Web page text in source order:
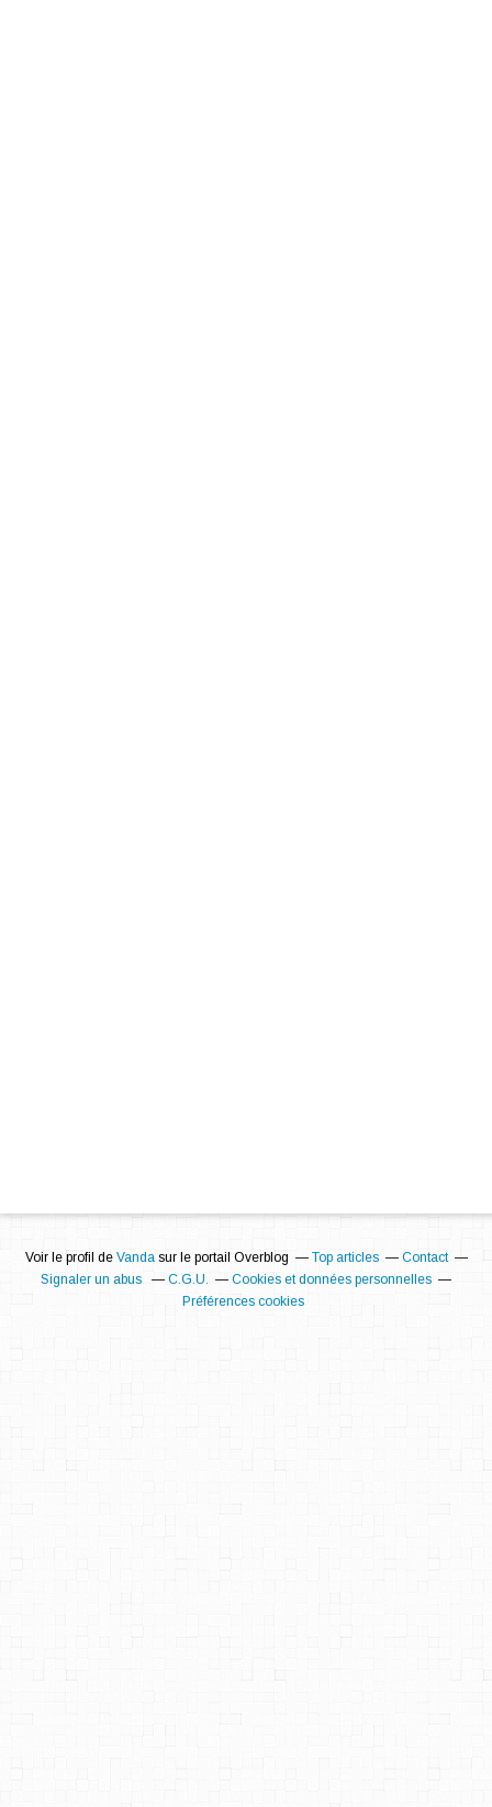
Voir le profil de Vandasur le portail Overblog Top articles
Contact
Signaler un abus
C.G.U.
Cookies et données personnelles
Préférences cookies